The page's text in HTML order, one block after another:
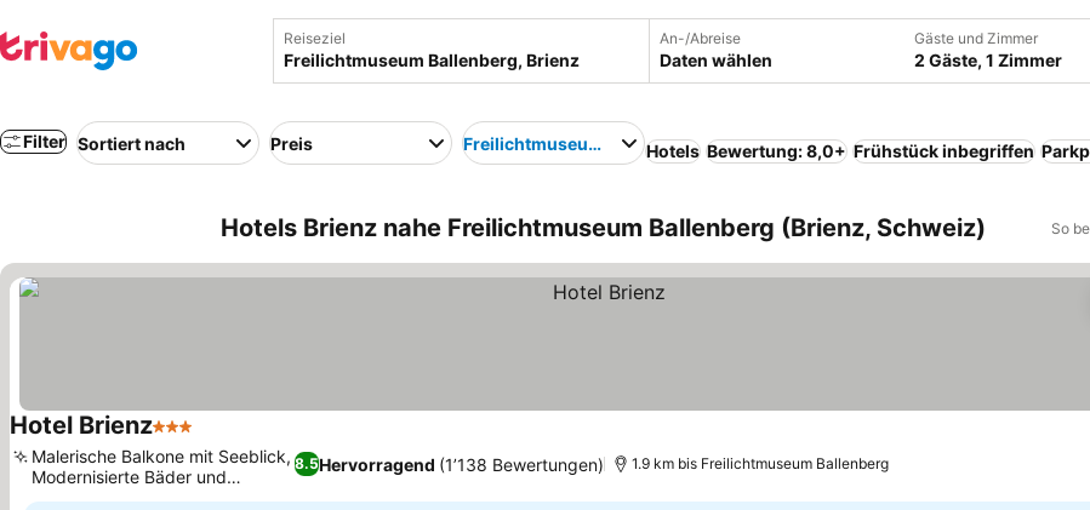
Reiseziel An-/Abreise
Daten wählen
Gäste und Zimmer
2 Gäste, 1 Zimmer
Filter Sortiert nach Preis Freilichtmuseum Ballenberg
Hotels Bewertung: 8,0+ Frühstück inbegriffen
Hotels Brienz nahe Freilichtmuseum Ballenberg (Brienz, Schweiz) So
Hotel Brienz3 Sterne
8.5Hervorragend (1’138 Bewertungen)
Malerische Balkone mit Seeblick,
Modernisierte Bäder und
Innenräume
1.9 km bis Freilichtmuseum Ballenberg